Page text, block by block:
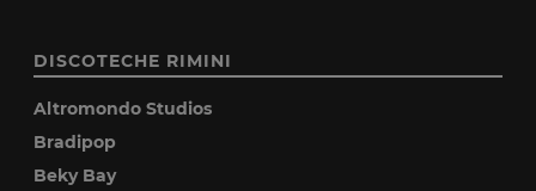
DISCOTECHE RIMINI
Altromondo Studios
Bradipop
Beky Bay